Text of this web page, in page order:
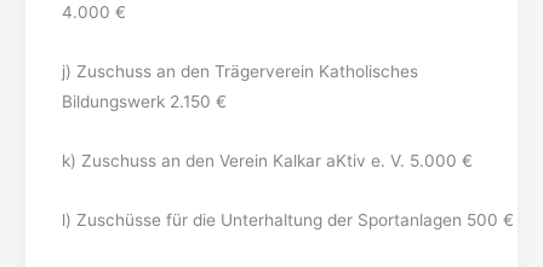
4.000 €
j) Zuschuss an den Trägerverein Katholisches
Bildungswerk 2.150 €
k) Zuschuss an den Verein Kalkar aKtiv e. V. 5.000 €
l) Zuschüsse für die Unterhaltung der Sportanlagen 500 €